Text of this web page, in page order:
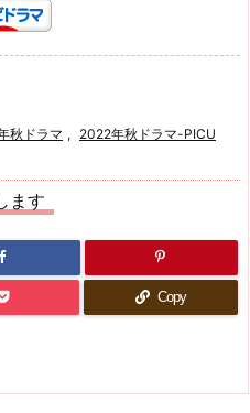
秋ドラマ , 2022年秋ドラマ-PICU
ます
Copy